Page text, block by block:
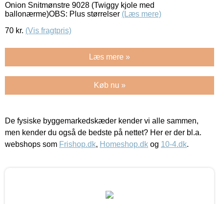
Onion Snitmønstre 9028 (Twiggy kjole med
ballonærme)OBS: Plus størrelser (Læs mere)
70 kr. (Vis fragtpris)
Læs mere »
Køb nu »
De fysiske byggemarkedskæder kender vi alle sammen,
men kender du også de bedste på nettet? Her er der bl.a.
webshops som Frishop.dk, Homeshop.dk og 10-4.dk.